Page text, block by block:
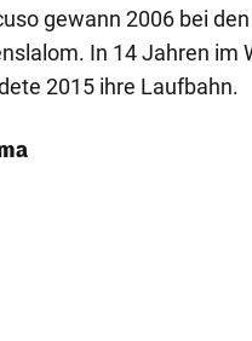
gewann 2006 bei
In 14 Jahren im
2015 ihre Laufbahn.